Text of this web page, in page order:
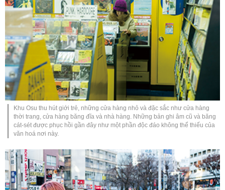
Khu Osu thu hút giới trẻ, những cửa hàng nhỏ và đặc sắc như cửa hàng
thời trang, cửa hàng băng đĩa và nhà hàng. Những bản ghi âm cũ và băng
cát-sét được phục hồi gần đây như một phần độc đáo không thể thiếu của
văn hoá nơi này.